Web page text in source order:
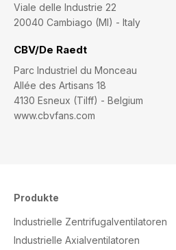
Viale delle Industrie 22
20040 Cambiago (MI) - Italy
CBV/De Raedt
Parc Industriel du Monceau
Allée des Artisans 18
4130 Esneux (Tilff) - Belgium
www.cbvfans.com
Produkte
Industrielle Zentrifugalventilatoren
Industrielle Axialventilatoren